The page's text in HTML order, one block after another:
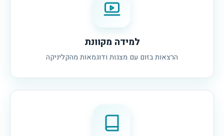
למידה מקוונת
הרצאות בזום עם מצגות ודוגמאות מהקליניקה